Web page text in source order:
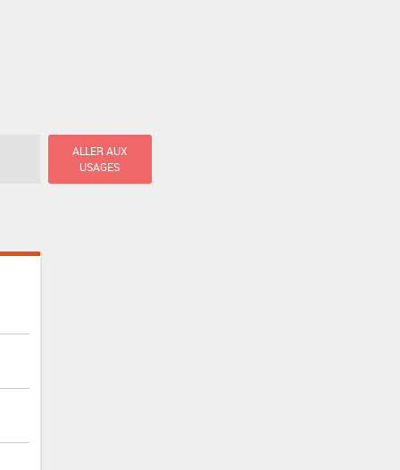
ALLER AUX
USAGES